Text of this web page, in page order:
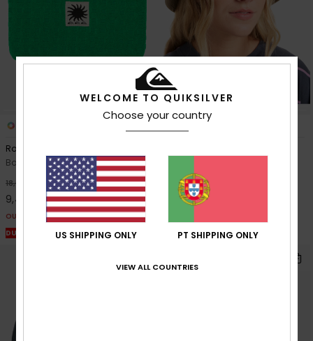
Roundwood
Bolsa Verde Mulher
18,00 € 48%
9,45 €
OUTLET
DUPLA PROMO 25% EXTRA
35,00 € 63%
13,12 €
DUPLA PROMO 25% EXTRA
WELCOME TO QUIKSILVER
Choose your country
US SHIPPING ONLY PT SHIPPING ONLY
VIEW ALL COUNTRIES